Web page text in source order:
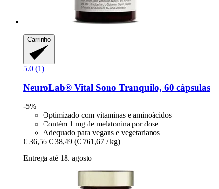
Carrinho
5.0 (1)
NeuroLab® Vital Sono Tranquilo, 60 cápsulas
-5%
Optimizado com vitaminas e aminoácidos
Contém 1 mg de melatonina por dose
Adequado para vegans e vegetarianos
€ 36,56 € 38,49 (€ 761,67 / kg)
Entrega até 18. agosto